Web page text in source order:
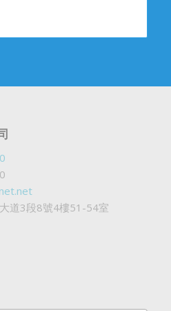
道3段8號4樓51-54室